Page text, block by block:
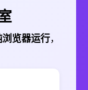
浏览器运行，